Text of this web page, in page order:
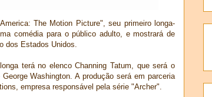
The Motion Picture", seu primeiro longa-
comédia para o público adulto, e mostrará de
dos Estados Unidos.
terá no elenco Channing Tatum, que será o
Washington. A produção será em parceria
empresa responsável pela série "Archer".